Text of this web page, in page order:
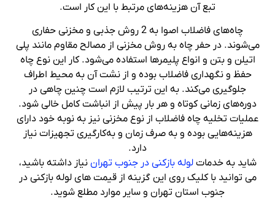
تبع آن هزینه‌‌های مرتبط با این کار است.
چاه‌های فاضلاب اصوا به 2 روش جذبی و مخزنی حفاری
می‌شوند. در حفر چاه به روش مخزنی از مصالح مقاوم مانند پلی
اتیلن و بتن و انواع پلیمرها استفاده می‌شود. کار این نوع چاه
حفظ و نگهداری فاضلاب بوده و از نشت آن به محیط اطراف
جلوگیری می‌کند. به این ترتیب لازم است چنین چاهی در
دوره‌های زمانی کوتاه و هر بار پیش از انباشت کامل خالی شود.
عملیات تخلیه چاه فاضلاب از نوع مخزنی نیز به نوبه خود دارای
هزینه‌هایی بوده و به صرف زمان و به‌کارگیری تجهیزات نیاز
دارد.
شاید به خدماتلوله بازکنی در جنوب تهران نیاز داشته باشید،
می توانید با کلیک روی این گزینه از قیمت های لوله بازکنی در
جنوب استان تهران و سایر موارد مطلع شوید.